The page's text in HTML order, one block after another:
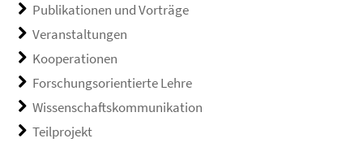
Publikationen und Vorträge
Veranstaltungen
Kooperationen
Forschungsorientierte Lehre
Wissenschaftskommunikation
Teilprojekt